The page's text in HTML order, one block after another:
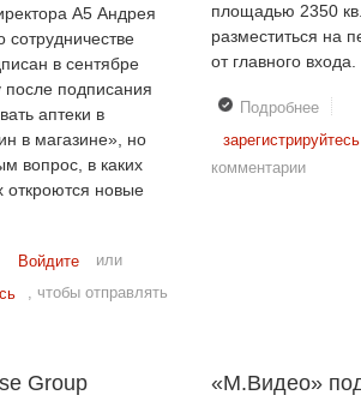
А5 Андрея
сотрудничестве
в сентябре
после подписания
аптеки в
в магазине», но
вопрос, в каких
откроются новые
крупных ритейлера становятся партнерами
Войдите
или
, чтобы отправлять
площадью 2350
разместиться на
от главного входа.
Подробнее о ТЦ
зарегистрируйтесь
комментарии
Group
«М.Видео»